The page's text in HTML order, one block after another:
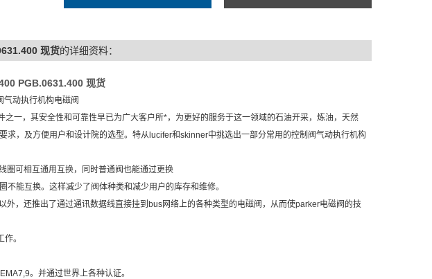
现货的详细资料：
PGB.0631.400 现货
气动执行机构电磁阀
一，其安全性和可靠性早已为广大客户所*，为更好的服务于这一领域的石油开采，炼油，天然
求，及方便用户和设计院的选型。特从lucifer和skinner中挑选出一部分常用的控制阀气动执行机构
圈可相互通用互换，同时普通阀也能通过更换
能互换。这样减少了阀体种类和减少用户的库存和维修。
外，还推出了通过通讯数据线直接挂到bus网络上的各种类型的电磁阀，从而使parker电磁阀的技
。
。并通过世界上各种认证。